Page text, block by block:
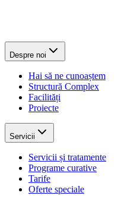
Despre noi
Hai să ne cunoaștem
Structură Complex
Facilități
Proiecte
Servicii
Servicii și tratamente
Programe curative
Tarife
Oferte speciale